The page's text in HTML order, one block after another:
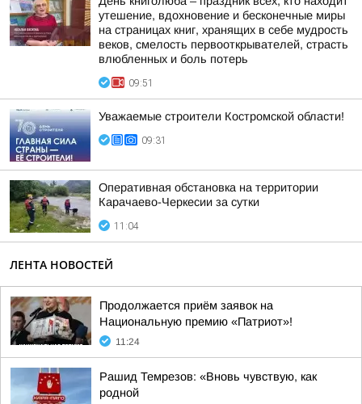
утешение, вдохновение и бесконечные миры
на страницах книг, хранящих в себе мудрость
веков, смелость первооткрывателей, страсть
влюбленных и боль потерь
09:51
Уважаемые строители Костромской области!
09:31
Оперативная обстановка на территории
Карачаево-Черкесии за сутки
11:04
ЛЕНТА НОВОСТЕЙ
Продолжается приём заявок на
Национальную премию «Патриот»!
11:24
Рашид Темрезов: «Вновь чувствую, как
родной